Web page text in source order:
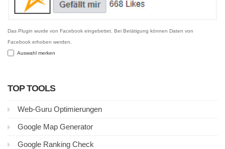
Das Plugin wurde von Facebook eingebettet. Bei Betätigung können Daten von
Facebook erhoben werden.
Auswahl merken
TOP TOOLS
Web-Guru Optimierungen
Google Map Generator
Google Ranking Check